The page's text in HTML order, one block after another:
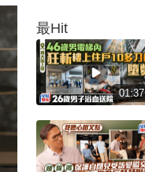
最Hit
01:37